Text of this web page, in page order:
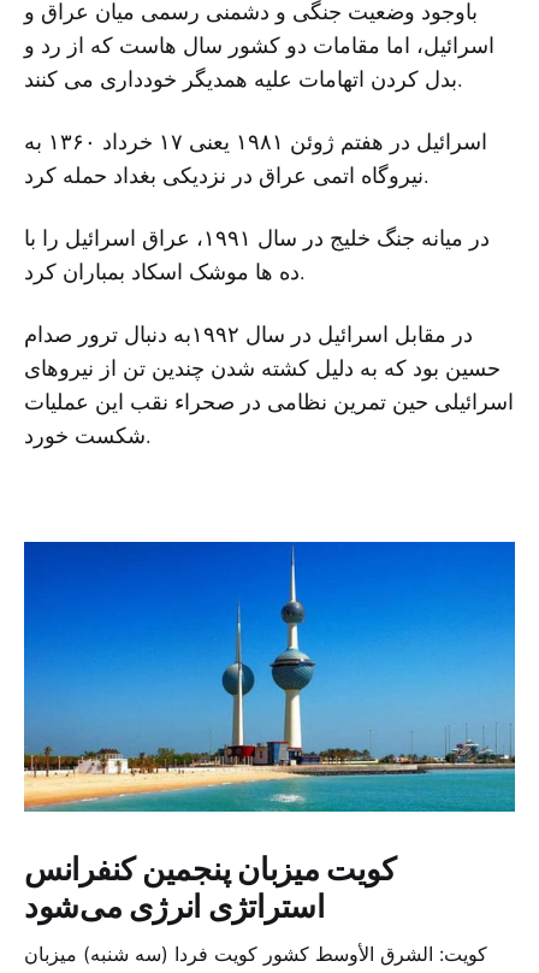
باوجود وضعیت جنگی و دشمنی رسمی میان عراق و
اسرائیل، اما مقامات دو کشور سال هاست که از رد و
بدل کردن اتهامات علیه همدیگر خودداری می کنند.
اسرائیل در هفتم ژوئن ۱۹۸۱ یعنی ۱۷ خرداد ۱۳۶۰ به
نیروگاه اتمی عراق در نزدیکی بغداد حمله کرد.
در میانه جنگ خلیج در سال ۱۹۹۱، عراق اسرائیل را با
ده ها موشک اسکاد بمباران کرد.
در مقابل اسرائیل در سال ۱۹۹۲به دنبال ترور صدام
حسین بود که به دلیل کشته شدن چندین تن از نیروهای
اسرائیلی حین تمرین نظامی در صحراء نقب این عملیات
شکست خورد.
کویت میزبان پنجمین کنفرانس
استراتژی انرژی می‌شود
کویت: الشرق الأوسط کشور کویت فردا (سه شنبه) میزبان